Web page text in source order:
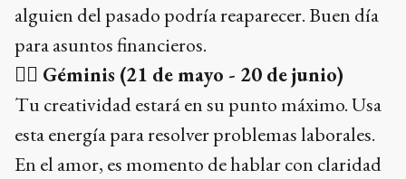
alguien del pasado podría reaparecer. Buen día
para asuntos financieros.
👯‍♂️ Géminis (21 de mayo - 20 de junio)
Tu creatividad estará en su punto máximo. Usa
esta energía para resolver problemas laborales.
En el amor, es momento de hablar con claridad